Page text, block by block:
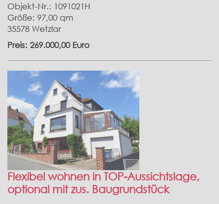
Objekt-Nr.: 1091021H
Größe: 97,00 qm
35578 Wetzlar
Preis: 269.000,00 Euro
Flexibel wohnen in TOP-Aussichtslage,
optional mit zus. Baugrundstück